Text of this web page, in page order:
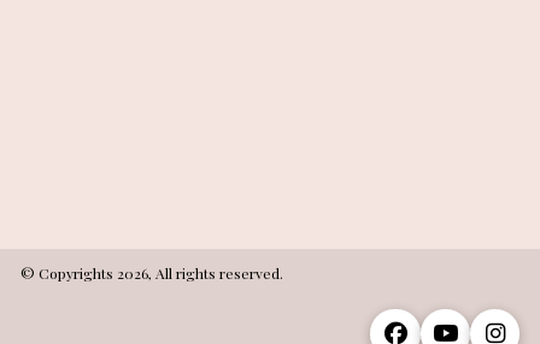
© Copyrights 2026, All rights reserved.